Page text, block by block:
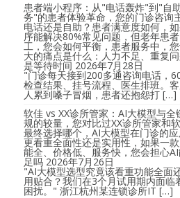
患者端小程序：从"电话轰炸"到"自
务"的患者体验革命，您的门诊咨询
电话还是自助？患者满意度如何，
序能解决80%常见问题，但老年患
工，您会如何平衡，患者服务中，
大的痛点是什么：人力不足、重复
是等待时间 2026年7月28日
"门诊每天接到200多通咨询电话，
检查结果、挂号流程、医生排班。
人累到嗓子冒烟，患者还抱怨打 […]
软佳 vs XX诊所管家：AI大模型与全
规的较量，您对比过XX诊所管家和
最终选择哪个，AI大模型在门诊的
更看重全面性还是实用性，如果一
能全、价格低、服务快，您会担心
足吗 2026年7月26日
"AI大模型选型究竟该看重功能全面
用贴合？我们在3个月试用期内面临
困扰。" 浙江杭州某连锁诊所IT […]